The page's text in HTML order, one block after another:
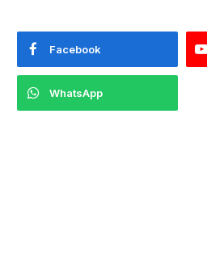
Facebook
WhatsApp